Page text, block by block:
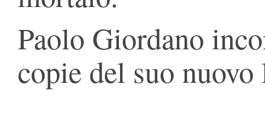
Paolo Giordano
copie del suo